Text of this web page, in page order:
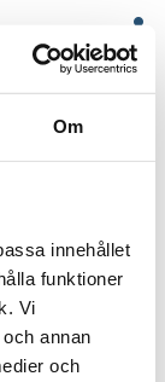
Om
innehållet
funktioner
Vi
annan
och
person